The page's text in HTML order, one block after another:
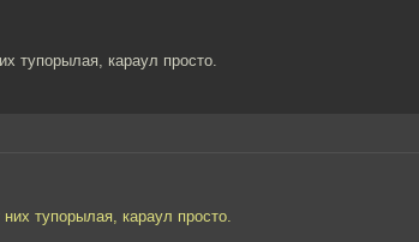
тупорылая, караул просто.
тупорылая, караул просто.